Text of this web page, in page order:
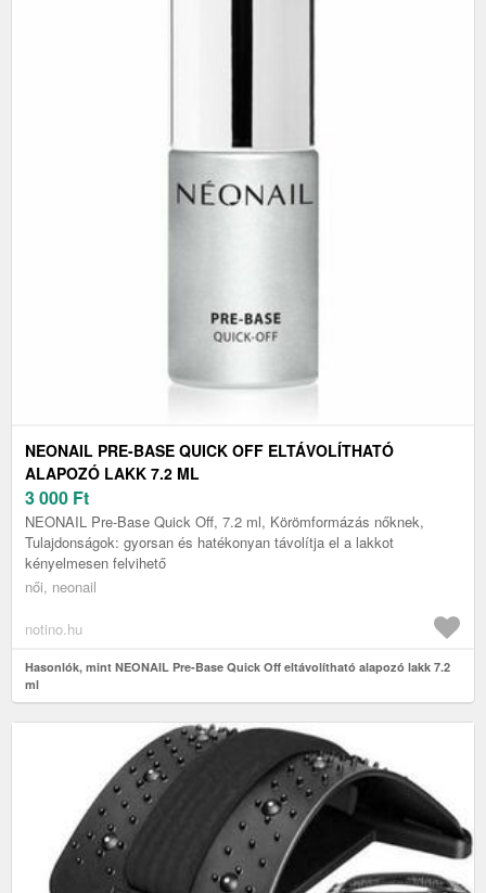
NEONAIL PRE-BASE QUICK OFF ELTÁVOLÍTHATÓ
ALAPOZÓ LAKK 7.2 ML
3 000 Ft
NEONAIL Pre-Base Quick Off, 7.2 ml, Körömformázás nőknek,
Tulajdonságok: gyorsan és hatékonyan távolítja el a lakkot
kényelmesen felvihető
női, neonail
notino.hu
Hasonlók, mint NEONAIL Pre-Base Quick Off eltávolítható alapozó lakk 7.2
ml